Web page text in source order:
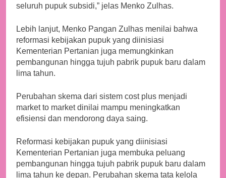
seluruh pupuk subsidi,” jelas Menko Zulhas.
Lebih lanjut, Menko Pangan Zulhas menilai bahwa
reformasi kebijakan pupuk yang diinisiasi
Kementerian Pertanian juga memungkinkan
pembangunan hingga tujuh pabrik pupuk baru dalam
lima tahun.
Perubahan skema dari sistem cost plus menjadi
market to market dinilai mampu meningkatkan
efisiensi dan mendorong daya saing.
Reformasi kebijakan pupuk yang diinisiasi
Kementerian Pertanian juga membuka peluang
pembangunan hingga tujuh pabrik pupuk baru dalam
lima tahun ke depan. Perubahan skema tata kelola